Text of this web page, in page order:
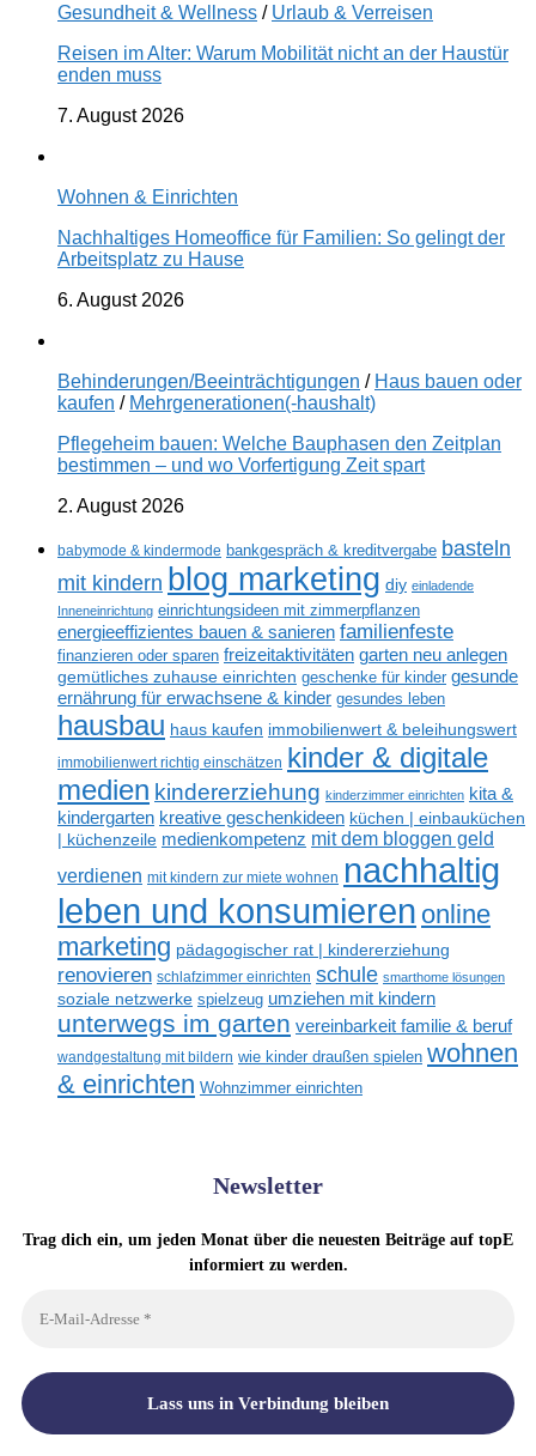
Gesundheit & Wellness / Urlaub & Verreisen
Reisen im Alter: Warum Mobilität nicht an der Haustür
enden muss
7. August 2026
Wohnen & Einrichten
Nachhaltiges Homeoffice für Familien: So gelingt der
Arbeitsplatz zu Hause
6. August 2026
Behinderungen/Beeinträchtigungen / Haus bauen oder
kaufen / Mehrgenerationen(-haushalt)
Pflegeheim bauen: Welche Bauphasen den Zeitplan
bestimmen – und wo Vorfertigung Zeit spart
2. August 2026
babymode & kindermode bankgespräch & kreditvergabe basteln
mit kindern blog marketing diy einladende
Inneneinrichtung einrichtungsideen mit zimmerpflanzen
energieeffizientes bauen & sanieren familienfeste
finanzieren oder sparen freizeitaktivitäten garten neu anlegen
gemütliches zuhause einrichten geschenke für kinder gesunde
ernährung für erwachsene & kinder gesundes leben
hausbau haus kaufen immobilienwert & beleihungswert
immobilienwert richtig einschätzen kinder & digitale
medien kindererziehung kinderzimmer einrichten kita &
kindergarten kreative geschenkideen küchen | einbauküchen
| küchenzeile medienkompetenz mit dem bloggen geld
verdienen mit kindern zur miete wohnen nachhaltig
leben und konsumieren online
marketing pädagogischer rat | kindererziehung
renovieren schlafzimmer einrichten schule smarthome lösungen
soziale netzwerke spielzeug umziehen mit kindern
unterwegs im garten vereinbarkeit familie & beruf
wandgestaltung mit bildern wie kinder draußen spielen wohnen
& einrichten Wohnzimmer einrichten
Newsletter
Trag dich ein, um jeden Monat über die neuesten Beiträge auf topE
informiert zu werden.